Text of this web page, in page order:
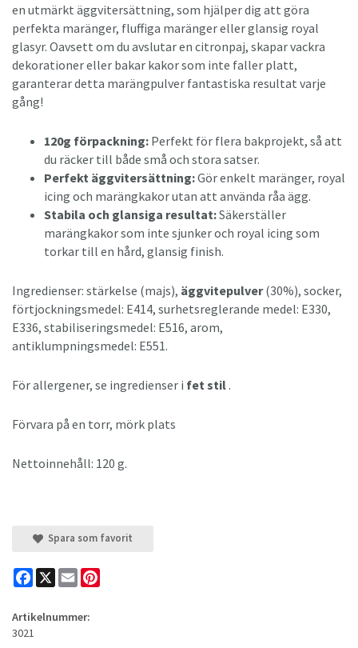
en utmärkt äggvitersättning, som hjälper dig att göra
perfekta maränger, fluffiga maränger eller glansig royal
glasyr. Oavsett om du avslutar en citronpaj, skapar vackra
dekorationer eller bakar kakor som inte faller platt,
garanterar detta marängpulver fantastiska resultat varje
gång!
120g förpackning: Perfekt för flera bakprojekt, så att
du räcker till både små och stora satser.
Perfekt äggvitersättning:Gör enkelt maränger, royal
icing och marängkakor utan att använda råa ägg.
Stabila och glansiga resultat:Säkerställer
marängkakor som inte sjunker och royal icing som
torkar till en hård, glansig finish.
Ingredienser: stärkelse (majs), äggvitepulver(30%), socker,
förtjockningsmedel: E414, surhetsreglerande medel: E330,
E336, stabiliseringsmedel: E516, arom,
antiklumpningsmedel: E551.
För allergener, se ingredienser i fet stil .
Förvara på en torr, mörk plats
Nettoinnehåll: 120 g.
Spara som favorit
Facebook
X Email
Artikelnummer:
3021